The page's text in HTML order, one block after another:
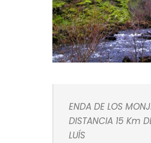
ENDA DE LOS
DISTANCIA 15 Km
LUÍS